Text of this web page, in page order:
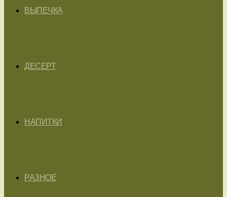
ВЫПЕЧКА
ДЕСЕРТ
НАПИТКИ
РАЗНОЕ